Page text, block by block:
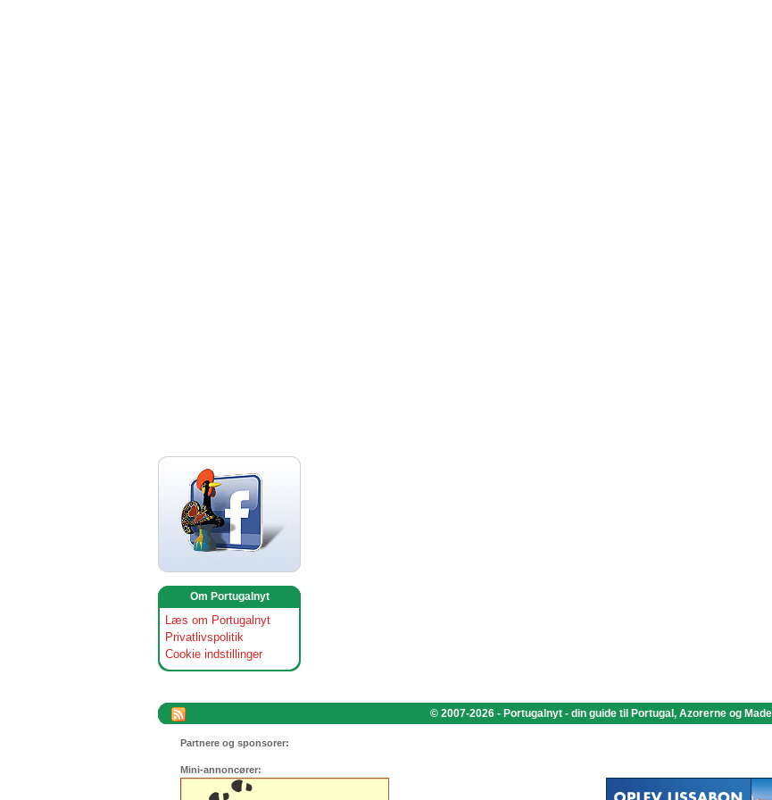
Om Portugalnyt
Læs om Portugalnyt
Privatlivspolitik
Cookie indstillinger
© 2007-2026 - Portugalnyt - din guide til Portugal, Azorerne og
Partnere og sponsorer:
Mini-annoncører: